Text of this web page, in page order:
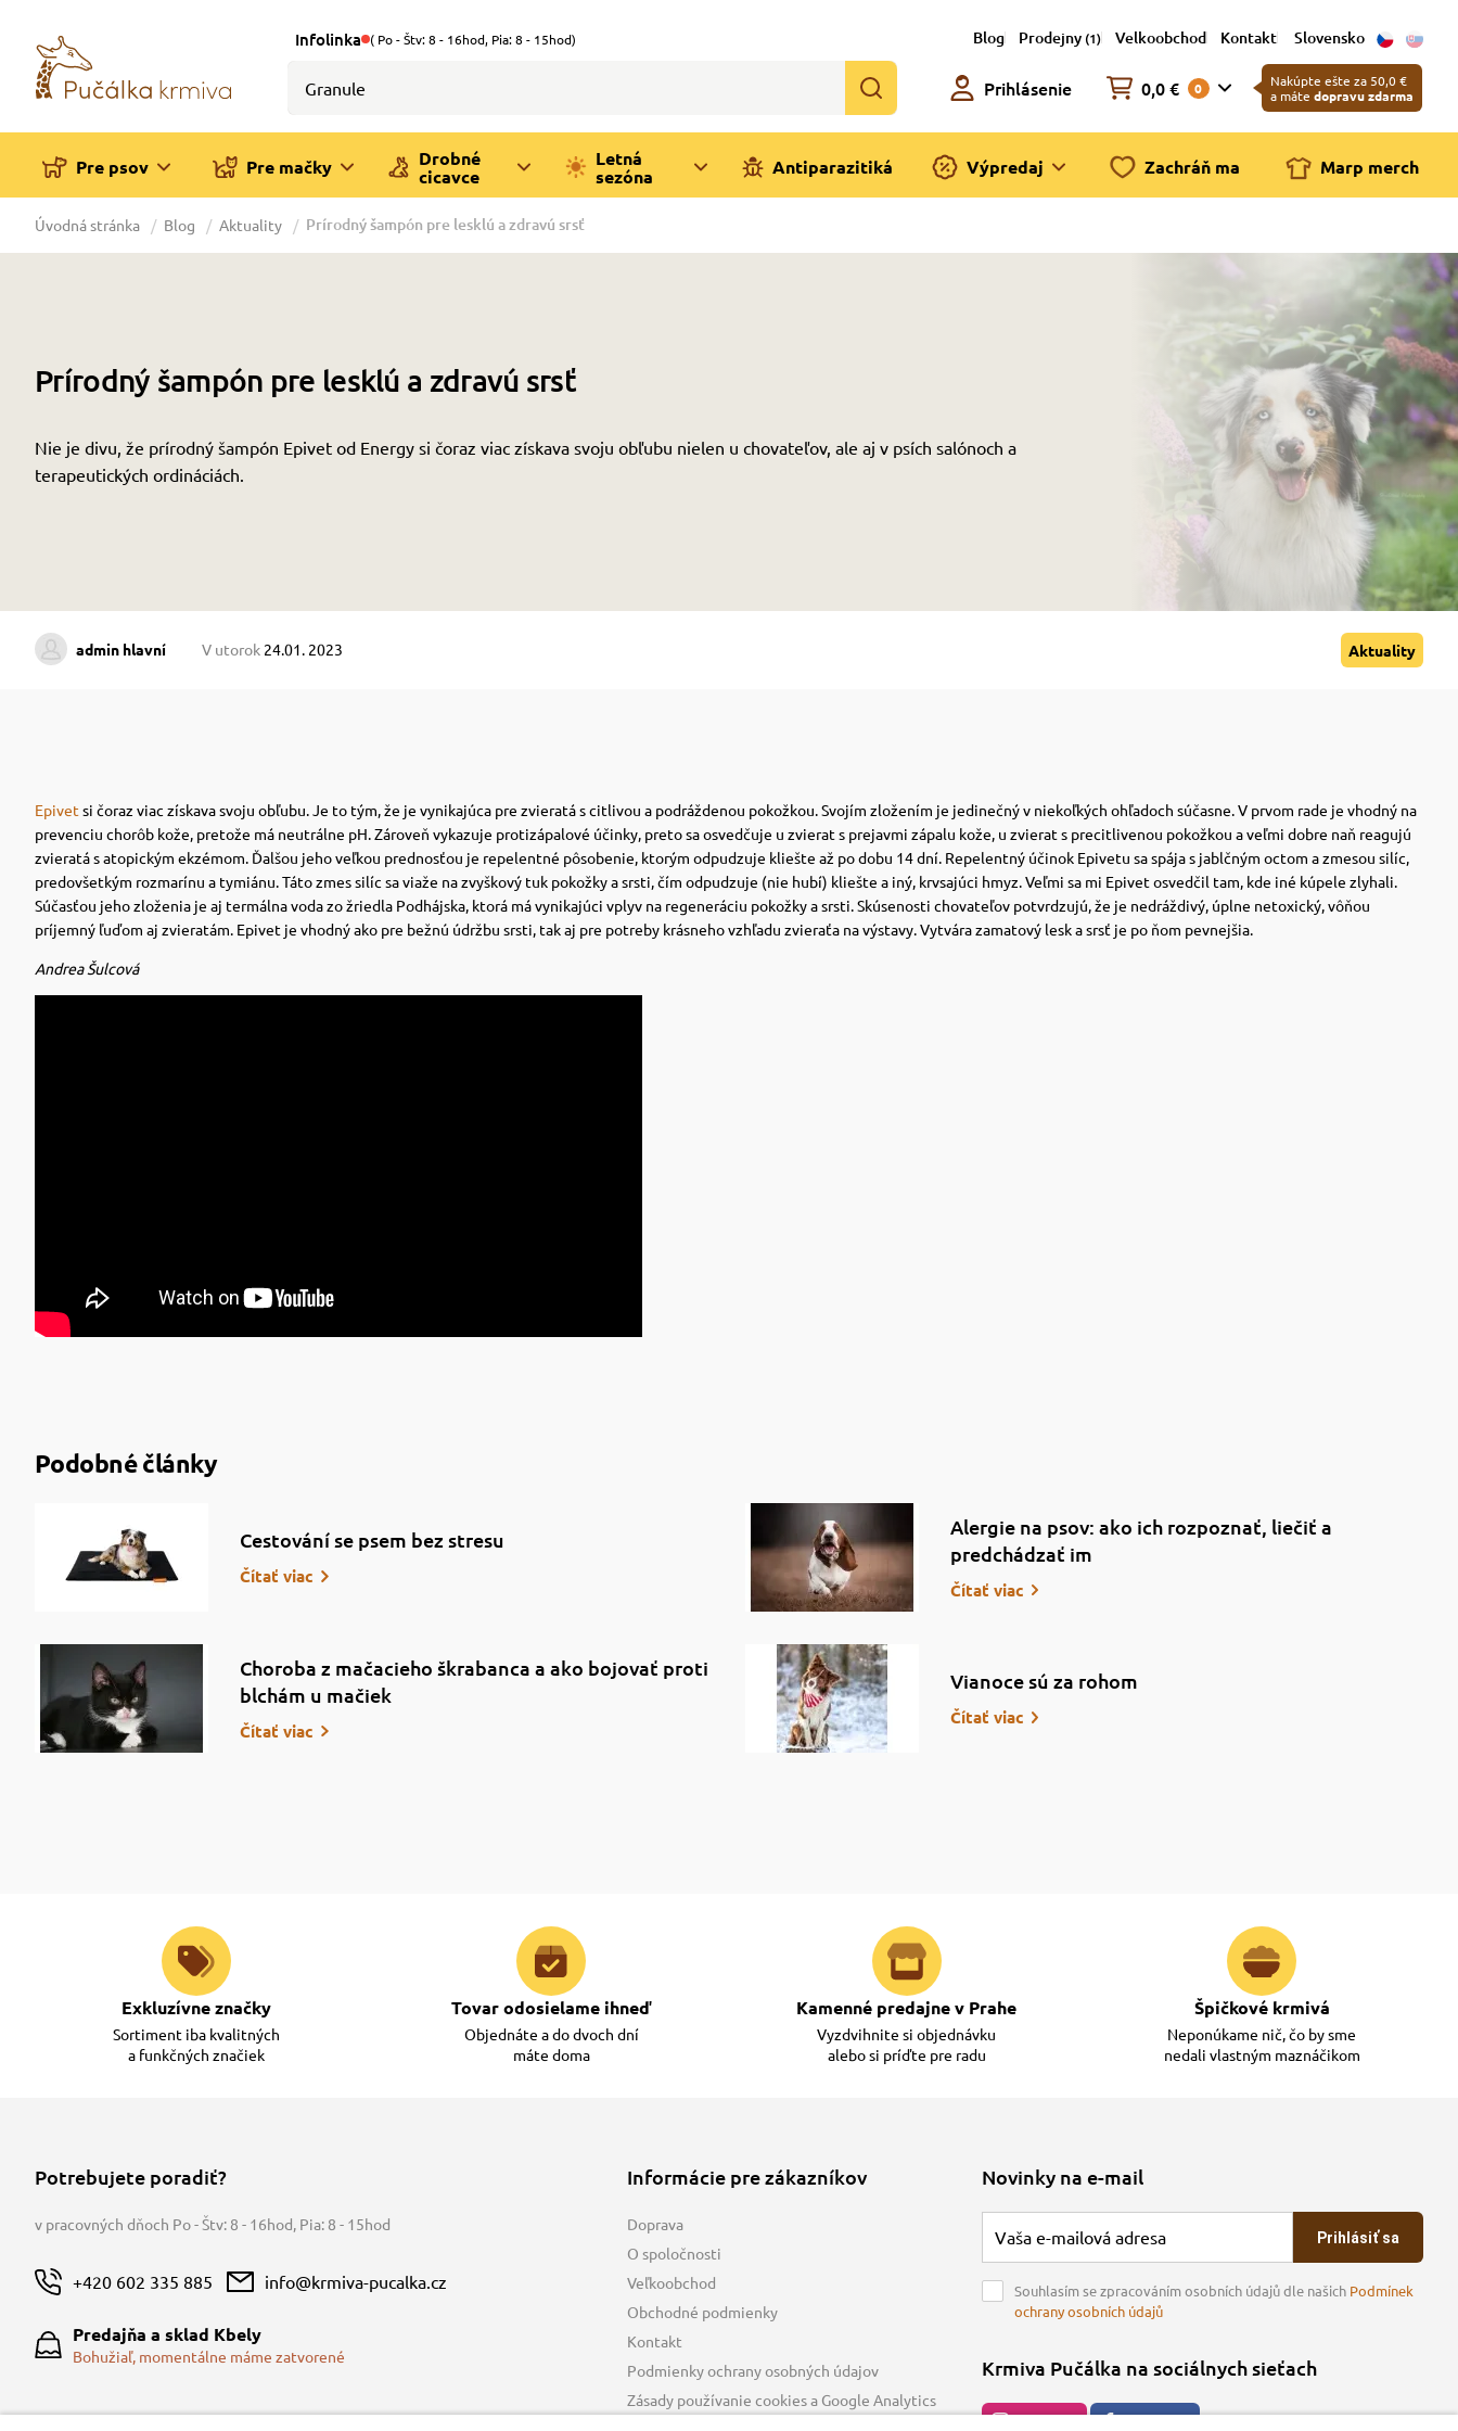
Infolinka ( Po - Štv: 8 - 16hod, Pia: 8 - 15hod) Blog Prodejny (1) Velkoobchod Kontakt Slovensko
Prihlásenie 0,0 € 0
Nakúpte ešte za 50,0 €
a máte dopravu zdarma
Pre psov Pre mačky
Drobné
cicavce
Letná
sezóna
Antiparazitiká Výpredaj Zachráň ma Marp merch
Úvodná stránka Blog Aktuality Prírodný šampón pre lesklú a zdravú srsť
Prírodný šampón pre lesklú a zdravú srsť
Nie je divu, že prírodný šampón Epivet od Energy si čoraz viac získava svoju obľubu nielen u chovateľov, ale aj v psích salónoch a
terapeutických ordináciách.
admin hlavní V utorok 24.01. 2023 Aktuality
Epivet si čoraz viac získava svoju obľubu. Je to tým, že je vynikajúca pre zvieratá s citlivou a podráždenou pokožkou. Svojím zložením je jedinečný v niekoľkých ohľadoch súčasne.V prvom rade je vhodný na
prevenciu chorôb kože, pretože má neutrálne pH. Zároveň vykazuje protizápalové účinky, preto sa osvedčuje u zvierat s prejavmi zápalu kože, u zvierat s precitlivenou pokožkou a veľmi dobre naň reagujú
zvieratá s atopickým ekzémom. Ďalšou jeho veľkou prednosťou je repelentné pôsobenie, ktorým odpudzuje kliešte až po dobu 14 dní. Repelentný účinok Epivetu sa spája s jablčným octom a zmesou silíc,
predovšetkým rozmarínu a tymiánu.Táto zmes silíc sa viaže na zvyškový tuk pokožky a srsti, čím odpudzuje (nie hubí) kliešte a iný, krvsajúci hmyz.Veľmi sa mi Epivet osvedčil tam, kde iné kúpele zlyhali.
Súčasťou jeho zloženia je aj termálna voda zo žriedla Podhájska, ktorá má vynikajúci vplyv na regeneráciu pokožky a srsti.Skúsenosti chovateľov potvrdzujú, že je nedráždivý, úplne netoxický, vôňou
príjemný ľuďom aj zvieratám. Epivet je vhodný ako pre bežnú údržbu srsti, tak aj pre potreby krásneho vzhľadu zvieraťa na výstavy. Vytvára zamatový lesk a srsť je po ňom pevnejšia.
Andrea Šulcová
Podobné články
Cestování se psem bez stresu
Čítať viac
Alergie na psov: ako ich rozpoznať, liečiť a
predchádzať im
Čítať viac
Choroba z mačacieho škrabanca a ako bojovať proti
blchám u mačiek
Čítať viac
Vianoce sú za rohom
Čítať viac
Exkluzívne značky
Sortiment iba kvalitných
a funkčných značiek
Tovar odosielame ihneď
Objednáte a do dvoch dní
máte doma
Kamenné predajne v Prahe
Vyzdvihnite si objednávku
alebo si príďte pre radu
Špičkové krmivá
Neponúkame nič, čo by sme
nedali vlastným maznáčikom
Potrebujete poradiť?
v pracovných dňoch Po - Štv: 8 - 16hod, Pia: 8 - 15hod
+420 602 335 885 info@krmiva-pucalka.cz
Predajňa a sklad Kbely
Bohužiaľ, momentálne máme zatvorené
Informácie pre zákazníkov
Doprava
O spoločnosti
Veľkoobchod
Obchodné podmienky
Kontakt
Podmienky ochrany osobných údajov
Zásady používanie cookies a Google Analytics
Novinky na e-mail
Prihlásiť sa
Souhlasím se zpracováním osobních údajů dle našich Podmínek
ochrany osobních údajů
Krmiva Pučálka na sociálnych sieťach